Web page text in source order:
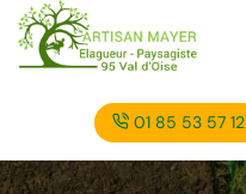
01 85 53 57 12